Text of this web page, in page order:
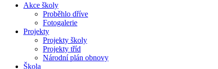
Akce školy
Proběhlo dříve
Fotogalerie
Projekty
Projekty školy
Projekty tříd
Národní plán obnovy
Škola